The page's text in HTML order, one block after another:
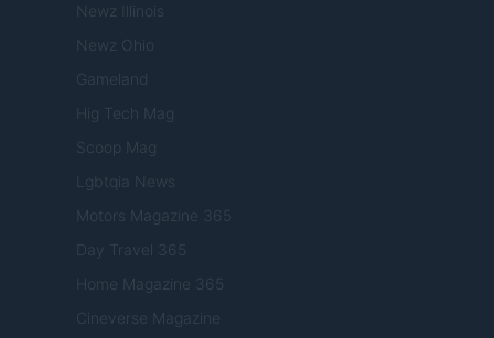
Newz Illinois
Newz Ohio
Gameland
Hig Tech Mag
Scoop Mag
Lgbtqia News
Motors Magazine 365
Day Travel 365
Home Magazine 365
Cineverse Magazine